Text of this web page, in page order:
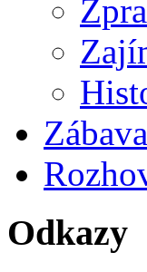
Zábava
Odkazy